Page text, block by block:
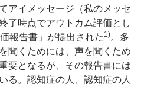
アイメッセージ（私のメッセ
了時点でアウトカム評価とし
報告書」が提出された 1)。多
聞くためには、声を聞くため
要となるが、その報告書には
る。認知症の人、認知症の人